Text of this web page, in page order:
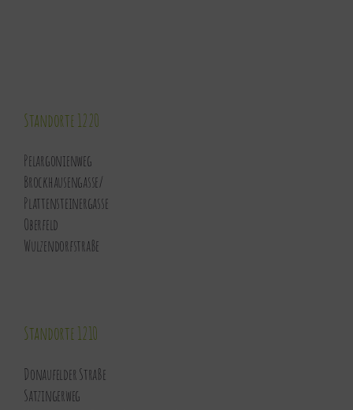
Standorte 1220
Pelargonienweg
Brockhausengasse/
Plattensteinergasse
Oberfeld
Wulzendorfstraße
Standorte 1210
Donaufelder Straße
Satzingerweg